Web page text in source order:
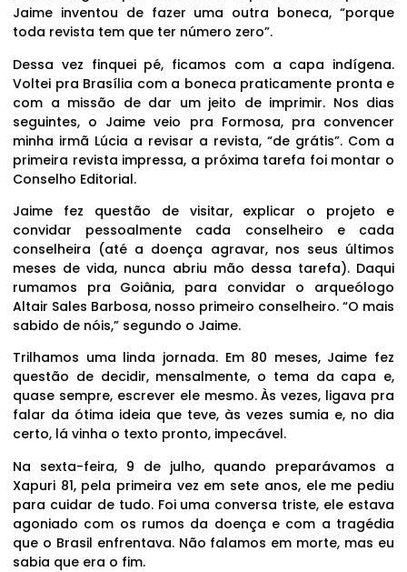
Jaime inventou de fazer uma outra boneca, “porque
toda revista tem que ter número zero”.
Dessa vez finquei pé, ficamos com a capa indígena.
Voltei pra Brasília com a boneca praticamente pronta e
com a missão de dar um jeito de imprimir. Nos dias
seguintes, o Jaime veio pra Formosa, pra convencer
minha irmã Lúcia a revisar a revista, “de grátis”. Com a
primeira revista impressa, a próxima tarefa foi montar o
Conselho Editorial.
Jaime fez questão de visitar, explicar o projeto e
convidar pessoalmente cada conselheiro e cada
conselheira (até a doença agravar, nos seus últimos
meses de vida, nunca abriu mão dessa tarefa). Daqui
rumamos pra Goiânia, para convidar o arqueólogo
Altair Sales Barbosa, nosso primeiro conselheiro. “O mais
sabido de nóis,” segundo o Jaime.
Trilhamos uma linda jornada. Em 80 meses, Jaime fez
questão de decidir, mensalmente, o tema da capa e,
quase sempre, escrever ele mesmo. Às vezes, ligava pra
falar da ótima ideia que teve, às vezes sumia e, no dia
certo, lá vinha o texto pronto, impecável.
Na sexta-feira, 9 de julho, quando preparávamos a
Xapuri 81, pela primeira vez em sete anos, ele me pediu
para cuidar de tudo. Foi uma conversa triste, ele estava
agoniado com os rumos da doença e com a tragédia
que o Brasil enfrentava. Não falamos em morte, mas eu
sabia que era o fim.